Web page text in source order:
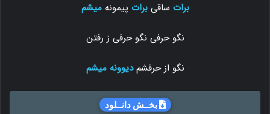
برات ساقیبرات پیمونهمیشم
نگو حرفی نگو حرفی ز رفتن
نگو از حرفشمدیوونه میشم
بخــش دانــلود